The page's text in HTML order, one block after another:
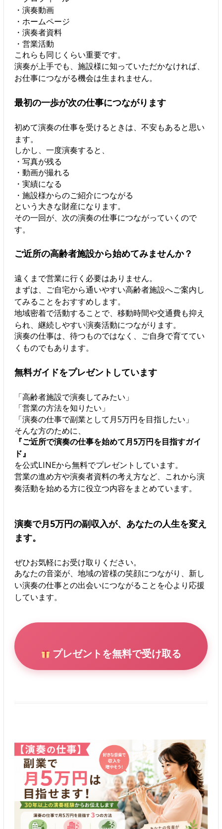
・演奏動画
・ホームページ
・演奏者資料
・営業活動
これらも同じくらい重要です。
演奏が上手でも、施設様に知っていただかなければ、
お仕事につながる機会は生まれません。
最初の一歩が次の仕事につながります
初めて演奏の仕事を受けるときは、不安もあると思い
ます。
しかし、一度演奏すると、
・写真が残る
・動画が撮れる
・実績になる
・施設様からのご紹介につながる
という大きな財産になります。
その一回が、次の演奏の仕事につながっていくので
す。
ご近所の高齢者施設から始めてみませんか？
遠くまで営業に行く必要はありません。
まずは、ご自宅から通いやすい高齢者施設へご案内し
てみることをおすすめします。
地域密着で活動することで、移動時間や交通費も抑え
られ、継続しやすい演奏活動につながります。
演奏の仕事は、待つものではなく、ご自身で育ててい
くものでもあります。
無料ガイドをプレゼントしています
「高齢者施設で演奏してみたい」
「営業の方法を知りたい」
「演奏の仕事で副業として月5万円を目指したい」
そんな方のために、
『ご近所で演奏の仕事を始めて月5万円を目指すガイ
ド』
を公式LINEから無料でプレゼントしています。
営業の進め方や演奏者資料の考え方など、これから演
奏活動を始める方に役立つ内容をまとめています。
演奏で月5万円の副収入が、あなたの人生を変え
ます。
ぜひお気軽にお受け取りください。
あなたの音楽が、地域の皆様の笑顔につながり、新し
い演奏の仕事との出会いにつながることを心より応援
しています。
プレゼントを無料で受け取る